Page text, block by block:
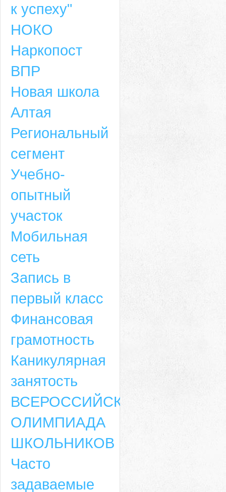
к успеху"
НОКО
Наркопост
ВПР
Новая школа
Алтая
Региональный
сегмент
Учебно-
опытный
участок
Мобильная
сеть
Запись в
первый класс
Финансовая
грамотность
Каникулярная
занятость
ВСЕРОССИЙСКАЯ
ОЛИМПИАДА
ШКОЛЬНИКОВ
Часто
задаваемые